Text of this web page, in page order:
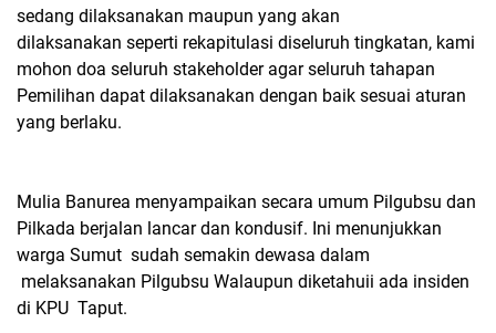
sedang dilaksanakan maupun yang akan
dilaksanakan seperti rekapitulasi diseluruh tingkatan, kami
mohon doa seluruh stakeholder agar seluruh tahapan
Pemilihan dapat dilaksanakan dengan baik sesuai aturan
yang berlaku.
Mulia Banurea menyampaikan secara umum Pilgubsu dan
Pilkada berjalan lancar dan kondusif. Ini menunjukkan
warga Sumut sudah semakin dewasa dalam
melaksanakan Pilgubsu Walaupun diketahuii ada insiden
di KPU Taput.